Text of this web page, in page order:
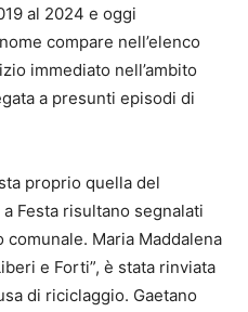
al 2024 e oggi
compare nell’elenco
immediato nell’ambito
a presunti episodi di
proprio quella del
Festa risultano segnalati
Maria Maddalena
e Forti”, è stata rinviata
di riciclaggio. Gaetano